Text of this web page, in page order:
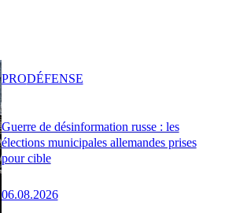
Guerre de désinformation russe : les
élections municipales allemandes prises
pour cible
06.08.2026
PRODÉFENSE